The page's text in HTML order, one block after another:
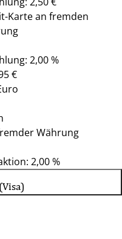
Karte an fremden
2,00 %
€
Währung
2,00 %